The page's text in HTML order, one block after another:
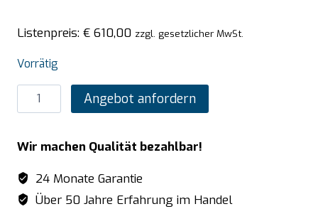
Listenpreis: € 610,00 zzgl. gesetzlicher MwSt.
Vorrätig
SARO
Kakaodispenser
NINA
schwarz
Menge
Angebot anfordern
Wir machen Qualität bezahlbar!
24 Monate Garantie
Über 50 Jahre Erfahrung im Handel